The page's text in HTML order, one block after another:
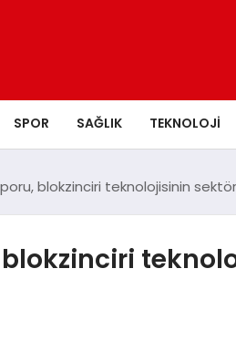
SPOR SAĞLIK TEKNOLOJI
blokzinciri teknolojisinin
blokzinciri